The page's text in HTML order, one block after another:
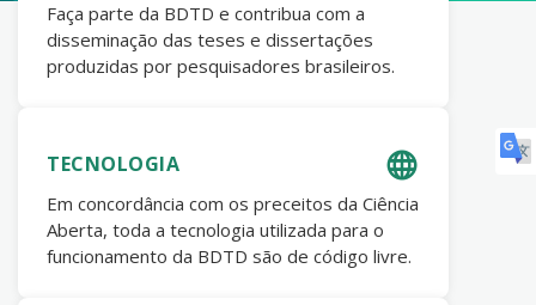
Faça parte da BDTD e contribua com a
disseminação das teses e dissertações
produzidas por pesquisadores brasileiros.
TECNOLOGIA
Em concordância com os preceitos da Ciência
Aberta, toda a tecnologia utilizada para o
funcionamento da BDTD são de código livre.